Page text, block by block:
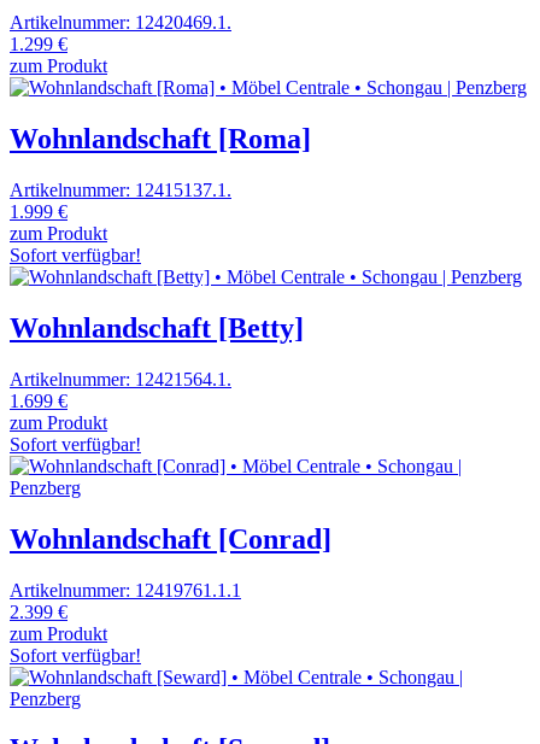
Artikelnummer: 12420469.1.
1.299 €
zum Produkt
Wohnlandschaft [Roma]
Artikelnummer: 12415137.1.
1.999 €
zum Produkt
Sofort verfügbar!
Wohnlandschaft [Betty]
Artikelnummer: 12421564.1.
1.699 €
zum Produkt
Sofort verfügbar!
Wohnlandschaft [Conrad]
Artikelnummer: 12419761.1.1
2.399 €
zum Produkt
Sofort verfügbar!